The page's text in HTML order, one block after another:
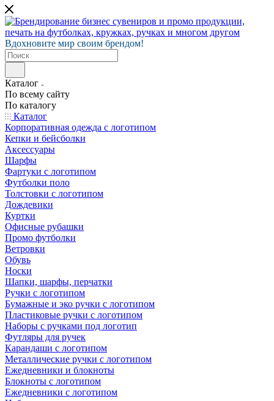
Вдохновите мир своим брендом!
Каталог
По всему сайту
По каталогу
Каталог
Корпоративная одежда с логотипом
Кепки и бейсболки
Аксессуары
Шарфы
Фартуки с логотипом
Футболки поло
Толстовки с логотипом
Дождевики
Куртки
Офисные рубашки
Промо футболки
Ветровки
Обувь
Носки
Шапки, шарфы, перчатки
Ручки с логотипом
Бумажные и эко ручки с логотипом
Пластиковые ручки с логотипом
Наборы с ручками под логотип
Футляры для ручек
Карандаши с логотипом
Металлические ручки с логотипом
Ежедневники и блокноты
Блокноты с логотипом
Ежедневники с логотипом